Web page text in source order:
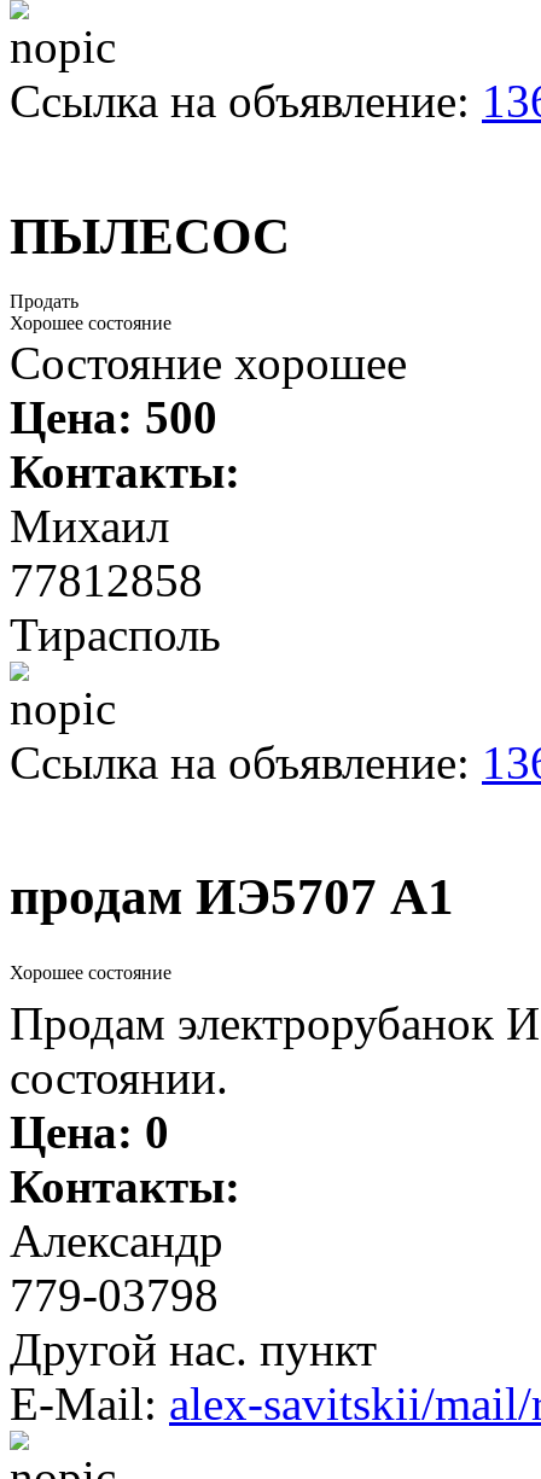
Ссылка на объявление:
ПЫЛЕСОС
Продать
Хорошее состояние
Состояние хорошее
Цена: 500
Контакты:
Михаил
77812858
Тирасполь
Ссылка на объявление:
продам ИЭ5707 А1
Хорошее состояние
Продам электрорубанок
состоянии.
Цена: 0
Контакты:
Александр
779-03798
Другой нас. пункт
E-Mail: alex-savitskii/